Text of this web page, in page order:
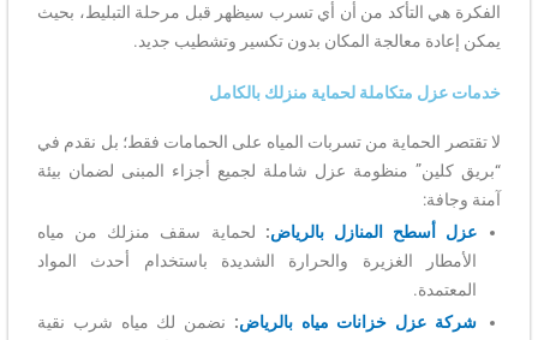
الفكرة هي التأكد من أن أي تسرب سيظهر قبل مرحلة التبليط، بحيث
يمكن إعادة معالجة المكان بدون تكسير وتشطيب جديد.
خدمات عزل متكاملة لحماية منزلك بالكامل
لا تقتصر الحماية من تسربات المياه على الحمامات فقط؛ بل نقدم في
“بريق كلين” منظومة عزل شاملة لجميع أجزاء المبنى لضمان بيئة
آمنة وجافة:
عزل أسطح المنازل بالرياض: لحماية سقف منزلك من مياه
الأمطار الغزيرة والحرارة الشديدة باستخدام أحدث المواد
المعتمدة.
شركة عزل خزانات مياه بالرياض: نضمن لك مياه شرب نقية